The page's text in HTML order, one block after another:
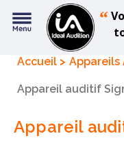
“
Accueil Appareils
Appareil auditif
Appareil